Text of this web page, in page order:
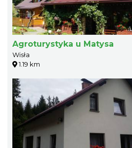
Agroturystyka u Matysa
Wisła
1.19 km